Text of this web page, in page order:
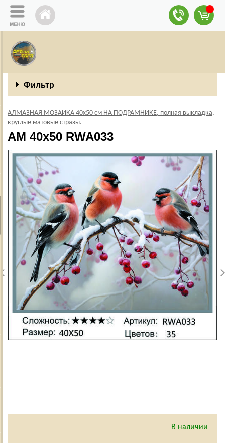
Фильтр
АЛМАЗНАЯ МОЗАИКА 40х50 см НА ПОДРАМНИКЕ, полная выкладка,
круглые матовые стразы.
AM 40x50 RWA033
В наличии